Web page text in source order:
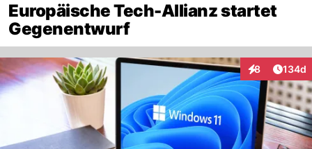
Europäische Tech-Allianz startet
Gegenentwurf
8
Interaktionen
134d